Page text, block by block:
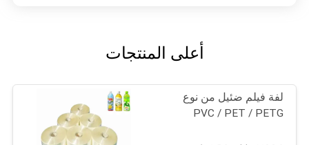
أعلى المنتجات
لفة فيلم ضئيل من نوع
PVC / PET / PETG